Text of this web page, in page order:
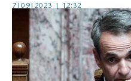
7|09|2023 | 12:32